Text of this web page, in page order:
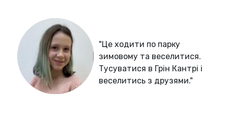
"Це ходити по парку
зимовому та веселитися.
Тусуватися в Грін Кантрі і
веселитись з друзями."